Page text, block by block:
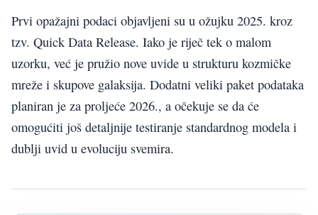
Prvi opažajni podaci objavljeni su u ožujku 2025. kroz
tzv. Quick Data Release. Iako je riječ tek o malom
uzorku, već je pružio nove uvide u strukturu kozmičke
mreže i skupove galaksija. Dodatni veliki paket podataka
planiran je za proljeće 2026., a očekuje se da će
omogućiti još detaljnije testiranje standardnog modela i
dublji uvid u evoluciju svemira.